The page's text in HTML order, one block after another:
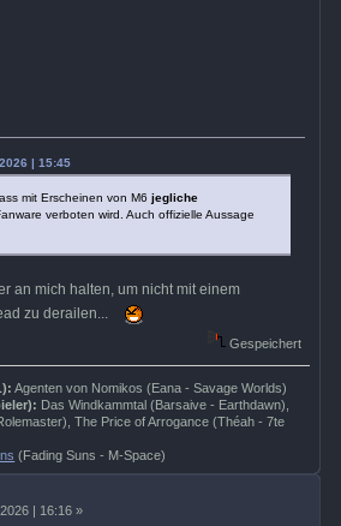
| 15:45
mit Erscheinen von M6 jegliche
verboten wird. Auch offizielle Aussage
an mich halten, um nicht mit einem
zu derailen...
Gespeichert
Agenten von Nomikos (Eana - Savage Worlds)
Das Windkammtal (Barsaive - Earthdawn),
The Price of Arrogance (Théah - 7te
(Fading Suns - M-Space)
| 16:16 »